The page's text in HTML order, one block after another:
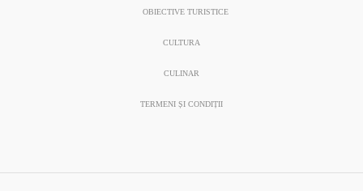
OBIECTIVE TURISTICE
CULTURA
CULINAR
TERMENI ȘI CONDIȚII